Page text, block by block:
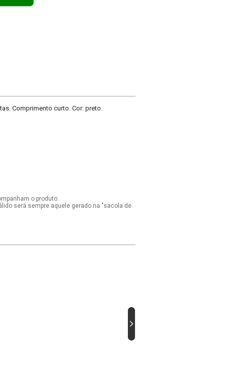
Comprimento curto. Cor: preto.
o produto.
será sempre aquele gerado na "sacola de